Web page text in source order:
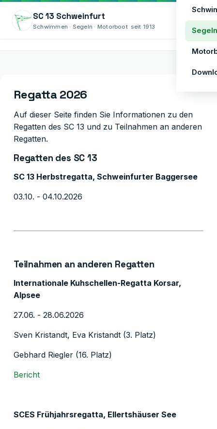
SC 13 Schweinfurt
Schwimmen · Segeln · Motorboot seit 1913 Segeln
Regatta 2026
Auf dieser Seite finden Sie Informationen zu den
Regatten des SC 13 und zu Teilnahmen an anderen
Regatten.
Regatten des SC 13
SC 13 Herbstregatta, Schweinfurter Baggersee
03.10. - 04.10.2026
Teilnahmen an anderen Regatten
Internationale Kuhschellen-Regatta Korsar,
Alpsee
27.06. - 28.06.2026
Sven Kristandt, Eva Kristandt (3. Platz)
Gebhard Riegler (16. Platz)
Bericht
SCES Frühjahrsregatta, Ellertshäuser See